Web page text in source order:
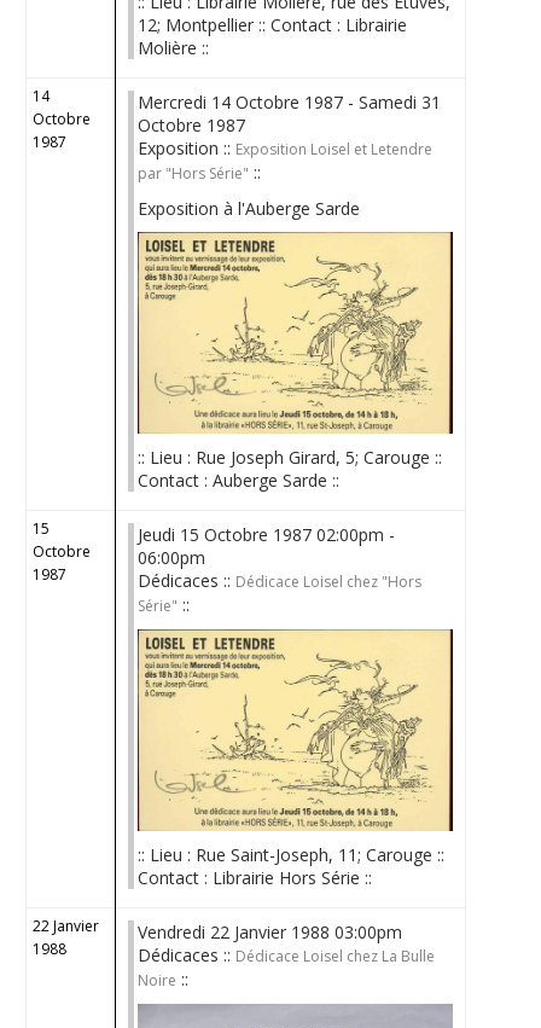
12; Montpellier :: Contact : Librairie
Molière ::
14
Octobre
1987
Mercredi 14 Octobre 1987 - Samedi 31
Octobre 1987
Exposition :: Exposition Loisel et Letendre
par "Hors Série" ::
Exposition à l'Auberge Sarde
:: Lieu : Rue Joseph Girard, 5; Carouge ::
Contact : Auberge Sarde ::
15
Octobre
1987
Jeudi 15 Octobre 1987 02:00pm -
06:00pm
Dédicaces :: Dédicace Loisel chez "Hors
Série" ::
:: Lieu : Rue Saint-Joseph, 11; Carouge ::
Contact : Librairie Hors Série ::
22 Janvier
1988
Vendredi 22 Janvier 1988 03:00pm
Dédicaces :: Dédicace Loisel chez La Bulle
Noire ::